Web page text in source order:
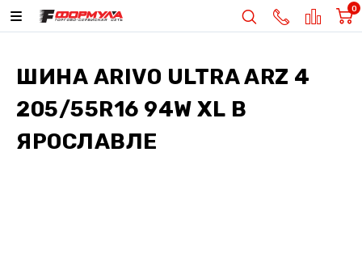
0
ШИНА ARIVO ULTRA ARZ 4
205/55R16 94W XL В
ЯРОСЛАВЛЕ